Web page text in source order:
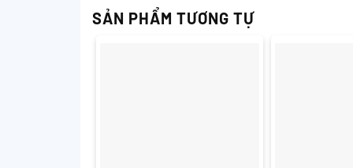
SẢN PHẨM TƯƠNG TỰ